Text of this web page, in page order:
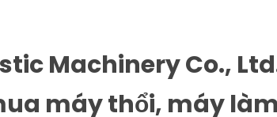
Machinery Co.,
máy thổi, máy